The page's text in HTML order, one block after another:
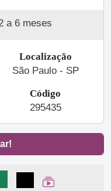
a 6 meses
Localização
São Paulo - SP
Código
295435
no Facebook
Compartilhar no
Compartilhar
Ver Web Story